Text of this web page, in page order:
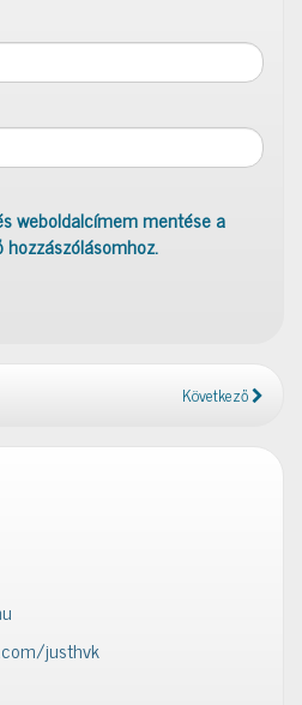
weboldalcímem mentése a
Következő
justhvk